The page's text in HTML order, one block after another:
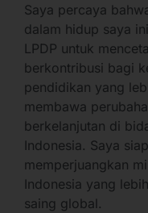
Saya percaya
dalam hidup saya
LPDP untuk
berkontribusi bagi
pendidikan yang
membawa
berkelanjutan di
Indonesia. Saya
memperjuangkan
Indonesia yang
saing global.